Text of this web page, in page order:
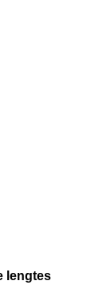
lengtes